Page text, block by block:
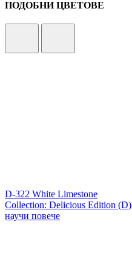
ПОДОБНИ ЦВЕТОВЕ
D-322 White Limestone
Collection: Delicious Edition (D)
научи повече